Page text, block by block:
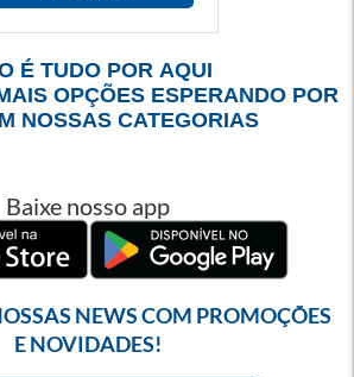
É TUDO POR AQUI
OPÇÕES ESPERANDO POR
NOSSAS CATEGORIAS
Baixe nosso app
NEWS COM PROMOÇÕES
E NOVIDADES!